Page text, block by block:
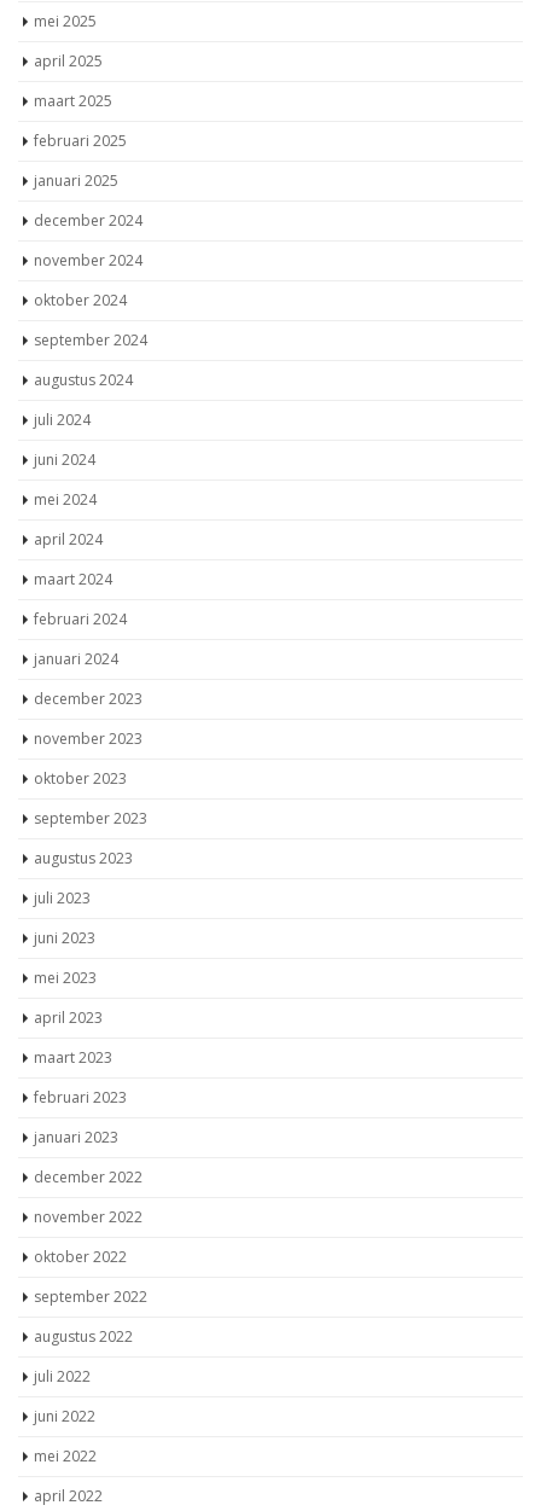
mei 2025
april 2025
maart 2025
februari 2025
januari 2025
december 2024
november 2024
oktober 2024
september 2024
augustus 2024
juli 2024
juni 2024
mei 2024
april 2024
maart 2024
februari 2024
januari 2024
december 2023
november 2023
oktober 2023
september 2023
augustus 2023
juli 2023
juni 2023
mei 2023
april 2023
maart 2023
februari 2023
januari 2023
december 2022
november 2022
oktober 2022
september 2022
augustus 2022
juli 2022
juni 2022
mei 2022
april 2022